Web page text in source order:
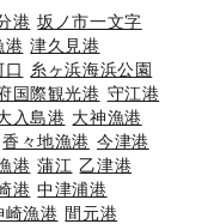
港 坂ノ市一文字
港 津久見港
口 糸ヶ浜海浜公園
国際観光港 守江港
入島港 大神漁港
香々地漁港 今津港
港 蒲江 乙津港
港 中津浦港
崎漁港 間元港